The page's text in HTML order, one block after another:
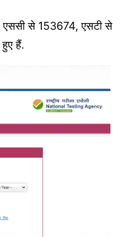
एससी से 153674, एसटी से
हैं.